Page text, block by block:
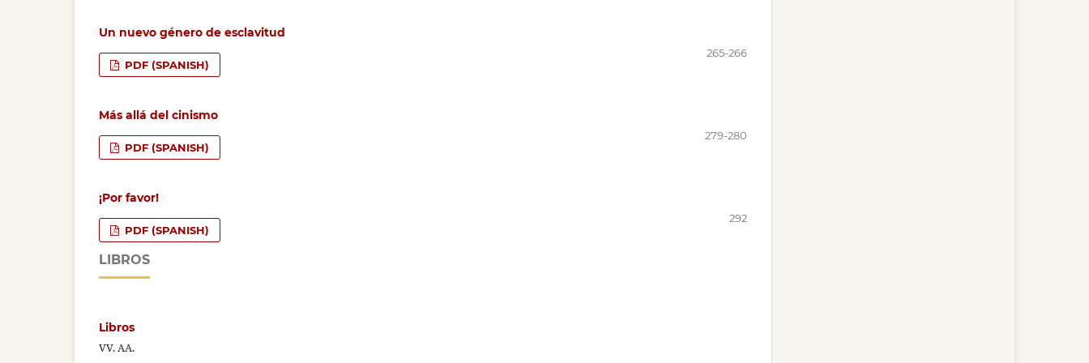
Un nuevo género de esclavitud
265-266
PDF (SPANISH)
Más allá del cinismo
279-280
PDF (SPANISH)
¡Por favor!
292
PDF (SPANISH)
LIBROS
Libros
VV. AA.